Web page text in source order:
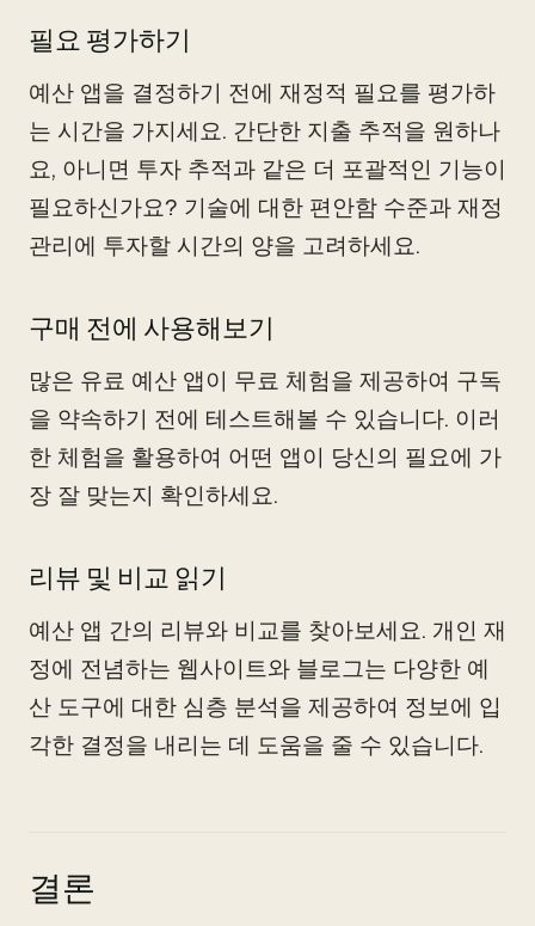
필요 평가하기
예산 앱을 결정하기 전에 재정적 필요를 평가하
는 시간을 가지세요. 간단한 지출 추적을 원하나
요, 아니면 투자 추적과 같은 더 포괄적인 기능이
필요하신가요? 기술에 대한 편안함 수준과 재정
관리에 투자할 시간의 양을 고려하세요.
구매 전에 사용해보기
많은 유료 예산 앱이 무료 체험을 제공하여 구독
을 약속하기 전에 테스트해볼 수 있습니다. 이러
한 체험을 활용하여 어떤 앱이 당신의 필요에 가
장 잘 맞는지 확인하세요.
리뷰 및 비교 읽기
예산 앱 간의 리뷰와 비교를 찾아보세요. 개인 재
정에 전념하는 웹사이트와 블로그는 다양한 예
산 도구에 대한 심층 분석을 제공하여 정보에 입
각한 결정을 내리는 데 도움을 줄 수 있습니다.
결론